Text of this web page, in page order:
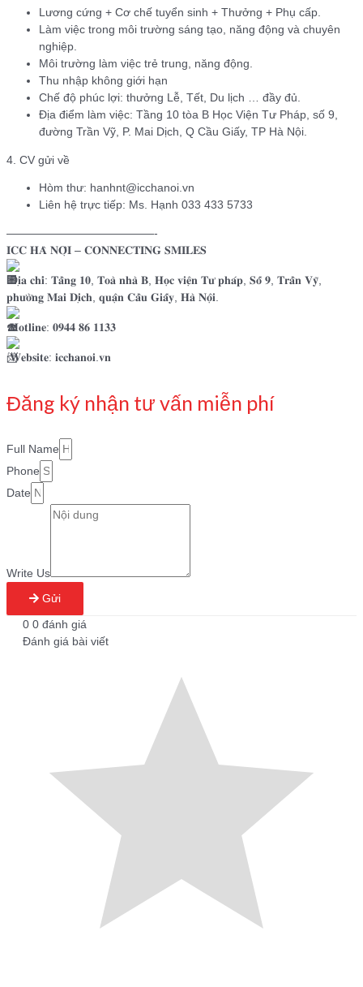
Lương cứng + Cơ chế tuyển sinh + Thưởng + Phụ cấp.
Làm việc trong môi trường sáng tạo, năng động và chuyên
nghiệp.
Môi trường làm việc trẻ trung, năng động.
Thu nhập không giới hạn
Chế độ phúc lợi: thưởng Lễ, Tết, Du lịch … đầy đủ.
Địa điểm làm việc: Tầng 10 tòa B Học Viện Tư Pháp, số 9,
đường Trần Vỹ, P. Mai Dịch, Q Cầu Giấy, TP Hà Nội.
4. CV gửi về
Hòm thư: hanhnt@icchanoi.vn
Liên hệ trực tiếp: Ms. Hạnh 033 433 5733
—————————————-
𝐈𝐂𝐂 𝐇𝐀̀ 𝐍𝐎̣̂𝐈 – 𝐂𝐎𝐍𝐍𝐄𝐂𝐓𝐈𝐍𝐆 𝐒𝐌𝐈𝐋𝐄𝐒
Đ𝐢̣𝐚 𝐜𝐡𝐢̉: 𝐓𝐚̂̀𝐧𝐠 𝟏𝟎, 𝐓𝐨𝐚̀ 𝐧𝐡𝐚̀ 𝐁, 𝐇𝐨̣𝐜 𝐯𝐢𝐞̣̂𝐧 𝐓𝐮̛ 𝐩𝐡𝐚́𝐩, 𝐒𝐨̂́ 𝟗, 𝐓𝐫𝐚̂̀𝐧 𝐕𝐲̃,
𝐩𝐡𝐮̛𝐨̛̀𝐧𝐠 𝐌𝐚𝐢 𝐃𝐢̣𝐜𝐡, 𝐪𝐮𝐚̣̂𝐧 𝐂𝐚̂̀𝐮 𝐆𝐢𝐚̂́𝐲, 𝐇𝐚̀ 𝐍𝐨̣̂𝐢.
𝐇𝐨𝐭𝐥𝐢𝐧𝐞: 𝟎𝟗𝟒𝟒 𝟖𝟔 𝟏𝟏𝟑𝟑
𝐖𝐞𝐛𝐬𝐢𝐭𝐞: 𝐢𝐜𝐜𝐡𝐚𝐧𝐨𝐢.𝐯𝐧
Đăng ký nhận tư vấn miễn phí
Full Name
Phone
Date
Write Us
Gửi
0 0 đánh giá
Đánh giá bài viết